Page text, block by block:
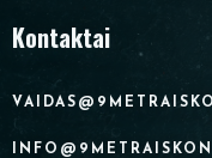
Kontaktai